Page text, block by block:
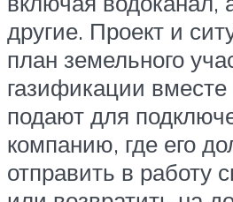
другие. Проект и
план земельного
газификации вместе
подают для
компанию, где его
отправить в работу